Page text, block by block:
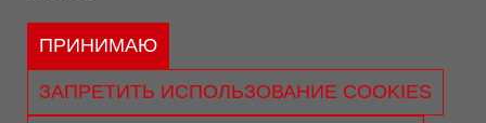
Политика обработки персональных данных
Политикой в отношении обработки файлов cookie.
ПРИНИМАЮ
ЗАПРЕТИТЬ ИСПОЛЬЗОВАНИЕ COOKIES